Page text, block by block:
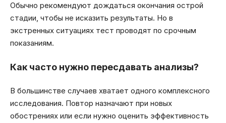
Обычно рекомендуют дождаться окончания острой
стадии, чтобы не исказить результаты. Но в
экстренных ситуациях тест проводят по срочным
показаниям.
Как часто нужно пересдавать анализы?
В большинстве случаев хватает одного комплексного
исследования. Повтор назначают при новых
обострениях или если нужно оценить эффективность